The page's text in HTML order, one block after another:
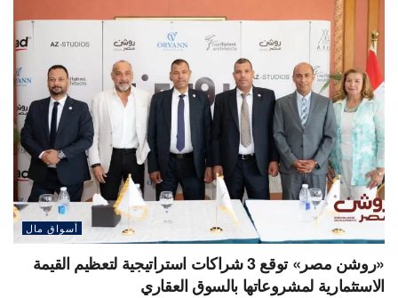
أسواق مال
«روشن مصر» توقع 3 شراكات استراتيجية لتعظيم القيمة
الاستثمارية لمشروعاتها بالسوق العقاري